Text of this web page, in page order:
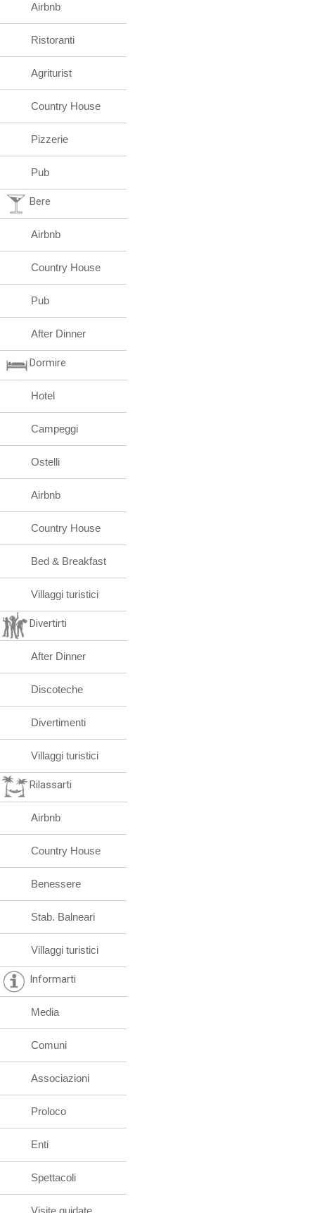
Airbnb
Ristoranti
Agriturist
Country House
Pizzerie
Pub
Bere
Airbnb
Country House
Pub
After Dinner
Dormire
Hotel
Campeggi
Ostelli
Airbnb
Country House
Bed & Breakfast
Villaggi turistici
Divertirti
After Dinner
Discoteche
Divertimenti
Villaggi turistici
Rilassarti
Airbnb
Country House
Benessere
Stab. Balneari
Villaggi turistici
Informarti
Media
Comuni
Associazioni
Proloco
Enti
Spettacoli
Visite guidate